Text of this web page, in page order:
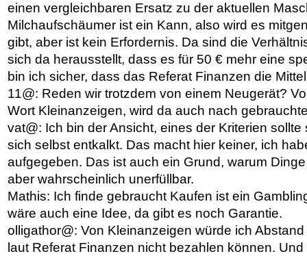
einen vergleichbaren Ersatz zu der aktuellen
Milchaufschäumer ist ein Kann, also wird es
gibt, aber ist kein Erfordernis. Da sind die
sich da herausstellt, dass es für 50 € mehr eine
bin ich sicher, dass das Referat Finanzen die
11@: Reden wir trotzdem von einem Neugerät?
Wort Kleinanzeigen, wird da auch nach
vat@: Ich bin der Ansicht, eines der Kriterien
sich selbst entkalkt. Das macht hier keiner, ich
aufgegeben. Das ist auch ein Grund, warum
aber wahrscheinlich unerfüllbar.
Mathis: Ich finde gebraucht Kaufen ist ein
wäre auch eine Idee, da gibt es noch Garantie.
olligathor@: Von Kleinanzeigen würde ich
laut Referat Finanzen nicht bezahlen können.